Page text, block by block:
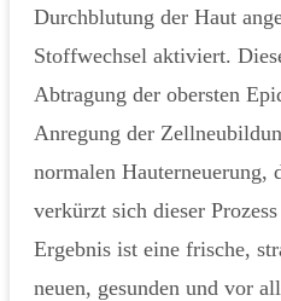
Durchblutung der Haut
Stoffwechsel aktiviert.
Abtragung der obersten
Anregung der
normalen Hauterneuerung,
verkürzt sich dieser
Ergebnis ist eine frische,
neuen, gesunden und vor